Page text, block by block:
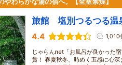
旅館 塩別つるつる温
4.4 1,010
じゃらんnet「お風呂が良かった
賞！ 春夏秋冬、時めく五感に心